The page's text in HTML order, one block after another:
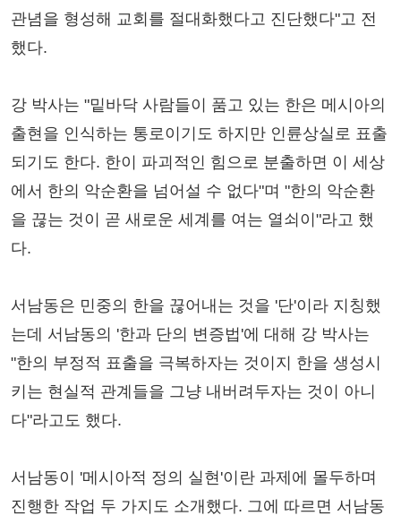
관념을 형성해 교회를 절대화했다고 진단했다"고 전
했다.
강 박사는 "밑바닥 사람들이 품고 있는 한은 메시아의
출현을 인식하는 통로이기도 하지만 인륜상실로 표출
되기도 한다. 한이 파괴적인 힘으로 분출하면 이 세상
에서 한의 악순환을 넘어설 수 없다"며 "한의 악순환
을 끊는 것이 곧 새로운 세계를 여는 열쇠이"라고 했
다.
서남동은 민중의 한을 끊어내는 것을 '단'이라 지칭했
는데 서남동의 '한과 단의 변증법'에 대해 강 박사는
"한의 부정적 표출을 극복하자는 것이지 한을 생성시
키는 현실적 관계들을 그냥 내버려두자는 것이 아니
다"라고도 했다.
서남동이 '메시아적 정의 실현'이란 과제에 몰두하며
진행한 작업 두 가지도 소개했다. 그에 따르면 서남동